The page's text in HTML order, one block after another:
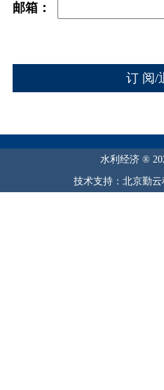
邮箱：
水利经济 ®
技术支持：北京勤云